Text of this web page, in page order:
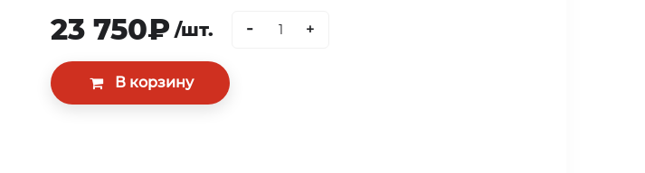
23 750₽ /шт. - +